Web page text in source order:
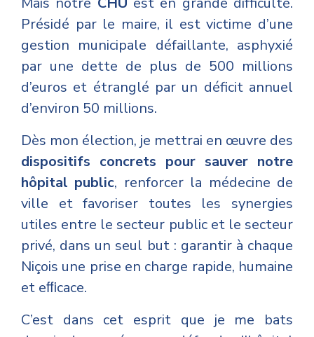
Présidé par le maire, il est victime d’une
gestion municipale défaillante, asphyxié
par une dette de plus de 500 millions
d’euros et étranglé par un déficit annuel
d’environ 50 millions.
Dès mon élection, je mettrai en œuvre des
dispositifs concrets pour sauver notre
hôpital public, renforcer la médecine de
ville et favoriser toutes les synergies
utiles entre le secteur public et le secteur
privé, dans un seul but : garantir à chaque
Niçois une prise en charge rapide, humaine
et eﬃcace.
C’est dans cet esprit que je me bats